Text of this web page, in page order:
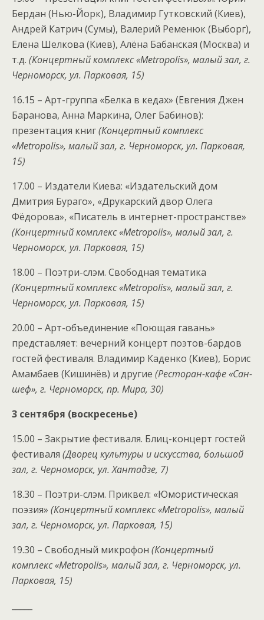
Бердан (Нью-Йорк), Владимир Гутковский (Киев),
Андрей Катрич (Сумы), Валерий Ременюк (Выборг),
Елена Шелкова (Киев), Алёна Бабанская (Москва) и
т.д. (Концертный комплекс «Metropolis», малый зал, г.
Черноморск, ул. Парковая, 15)
16.15 – Арт-группа «Белка в кедах» (Евгения Джен
Баранова, Анна Маркина, Олег Бабинов):
презентация книг(Концертный комплекс
«Metropolis», малый зал, г. Черноморск, ул. Парковая,
15)
17.00 – Издатели Киева: «Издательский дом
Дмитрия Бураго», «Друкарский двор Олега
Фёдорова», «Писатель в интернет-пространстве»
(Концертный комплекс «Metropolis», малый зал, г.
Черноморск, ул. Парковая, 15)
18.00 – Поэтри-слэм. Свободная тематика
(Концертный комплекс «Metropolis», малый зал, г.
Черноморск, ул. Парковая, 15)
20.00 – Арт-объединение «Поющая гавань»
представляет: вечерний концерт поэтов-бардов
гостей фестиваля. Владимир Каденко (Киев), Борис
Амамбаев (Кишинёв) и другие (Ресторан-кафе «Сан-
шеф», г. Черноморск, пр. Мира, 30)
3 сентября (воскресенье)
15.00 – Закрытие фестиваля. Блиц-концерт гостей
фестиваля (Дворец культуры и искусства, большой
зал, г. Черноморск, ул. Хантадзе, 7)
18.30 – Поэтри-слэм. Приквел: «Юмористическая
поэзия» (Концертный комплекс «Metropolis», малый
зал, г. Черноморск, ул. Парковая, 15)
19.30 – Свободный микрофон (Концертный
комплекс «Metropolis», малый зал, г. Черноморск, ул.
Парковая, 15)